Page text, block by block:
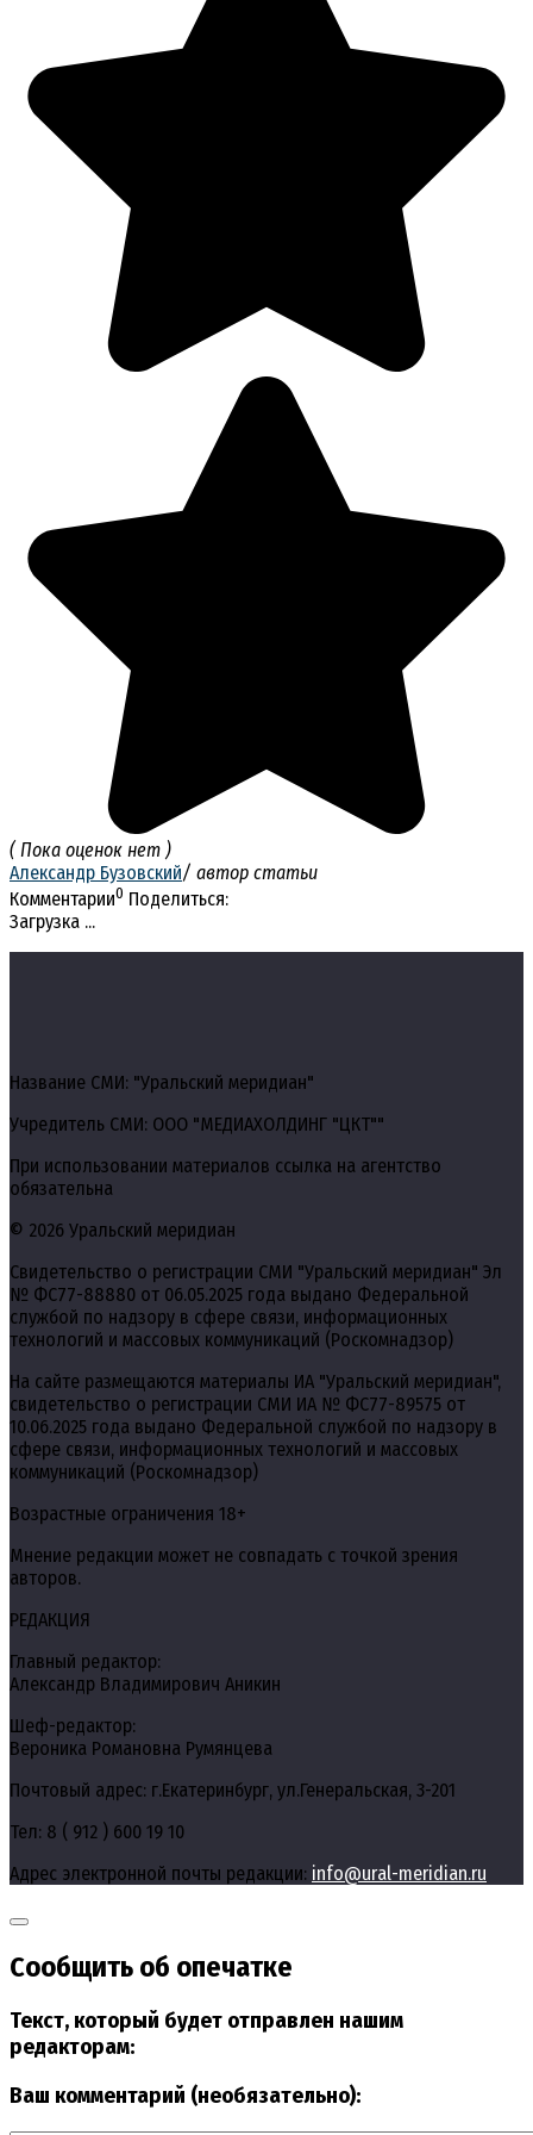
( Пока оценок нет )
Александр Бузовский/ автор статьи
Комментарии0 Поделиться:
Загрузка ...
Название СМИ: "Уральский меридиан"
Учредитель СМИ: ООО "МЕДИАХОЛДИНГ "ЦКТ""
При использовании материалов ссылка на агентство
обязательна
© 2026 Уральский меридиан
Свидетельство о регистрации СМИ "Уральский меридиан" Эл
№ ФС77-88880 от 06.05.2025 года выдано Федеральной
службой по надзору в сфере связи, информационных
технологий и массовых коммуникаций (Роскомнадзор)
На сайте размещаются материалы ИА "Уральский меридиан",
свидетельство о регистрации СМИ ИА № ФС77-89575 от
10.06.2025 года выдано Федеральной службой по надзору в
сфере связи, информационных технологий и массовых
коммуникаций (Роскомнадзор)
Возрастные ограничения 18+
Мнение редакции может не совпадать с точкой зрения
авторов.
РЕДАКЦИЯ
Главный редактор:
Александр Владимирович Аникин
Шеф-редактор:
Вероника Романовна Румянцева
Почтовый адрес: г.Екатеринбург, ул.Генеральская, 3-201
Тел: 8 ( 912 ) 600 19 10
Адрес электронной почты редакции: info@ural-meridian.ru
Сообщить об опечатке
Текст, который будет отправлен нашим
редакторам:
Ваш комментарий (необязательно):